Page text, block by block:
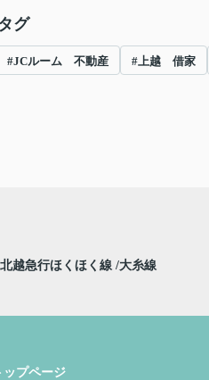
グ
#JCルーム 不動産 #上越 借家
北越急行ほくほく線 大糸線
ップページ